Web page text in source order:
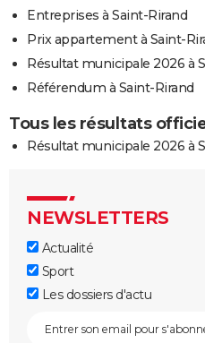
Entreprises à Saint-Rirand
Prix appartement à Saint-
Résultat municipale 2026 à
Référendum à Saint-Rirand
Tous les résultats
Résultat municipale 2026 à
NEWSLETTERS
Actualité
Sport
Les dossiers d'actu